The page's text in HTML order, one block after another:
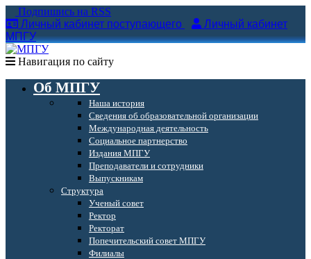
Подпишись на RSS
Личный кабинет поступающего
Личный кабинет
МПГУ
Навигация по сайту
Об МПГУ
Наша история
Сведения об образовательной организации
Международная деятельность
Социальное партнерство
Издания МПГУ
Преподаватели и сотрудники
Выпускникам
Структура
Ученый совет
Ректор
Ректорат
Попечительский совет МПГУ
Филиалы